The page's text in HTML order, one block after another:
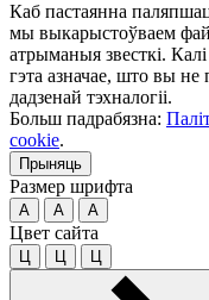
Каб пастаянна
мы выкарыстоўваем
атрыманыя звесткі.
гэта азначае, што вы
дадзенай тэхналогіі.
Больш падрабязна:
cookie.
Прыняць
Размер шрифта
A A A
Цвет сайта
Ц Ц Ц